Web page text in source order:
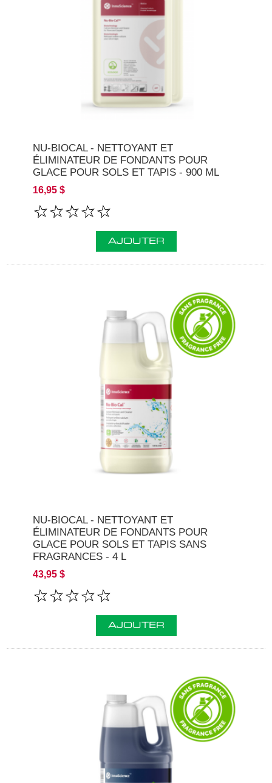
NU-BIOCAL - NETTOYANT ET
ÉLIMINATEUR DE FONDANTS POUR
GLACE POUR SOLS ET TAPIS - 900 ML
16,95 $
AJOUTER
NU-BIOCAL - NETTOYANT ET
ÉLIMINATEUR DE FONDANTS POUR
GLACE POUR SOLS ET TAPIS SANS
FRAGRANCES - 4 L
43,95 $
AJOUTER